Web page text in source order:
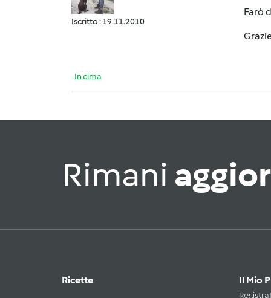
Iscritto : 19.11.2010
Farò
In cima
Rimani
Ricette
Il Mio